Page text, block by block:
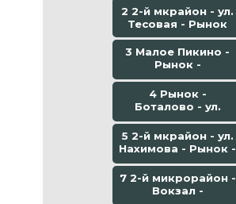
2 2-й мкрайон - ул.
Тесовая - Рынок
3 Малое Пикино -
Рынок -
Боталово-4
4 Рынок -
Боталово - ул.
Юрасовская
5 2-й мкрайон - ул.
Нахимова - Рынок -
Канатная дорога
7 2-й микрорайон -
Вокзал -